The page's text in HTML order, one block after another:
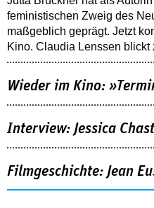
feministischen Zweig des
maßgeblich geprägt. Jetzt
Kino. Claudia Lenssen blickt
Wieder im Kino:
Interview: Jessica
Filmgeschichte: Jean